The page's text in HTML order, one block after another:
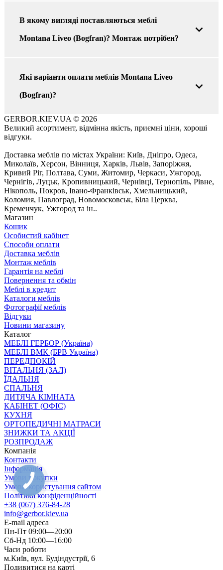
В якому вигляді поставляються меблі
Montana Liveo (Bogfran)? Монтаж потрібен?
Які варіанти оплати меблів Montana Liveo
(Bogfran)?
GERBOR.KIEV.UA © 2026
Великий асортимент, відмінна якість, приємні ціни, хороші
відгуки.
Доставка меблів по містах України: Київ, Дніпро, Одеса,
Миколаїв, Херсон, Вінниця, Харків, Львів, Запоріжжя,
Кривий Ріг, Полтава, Суми, Житомир, Черкаси, Ужгород,
Чернігів, Луцьк, Кропивницький, Чернівці, Тернопіль, Рівне,
Нікополь, Покров, Івано-Франківськ, Хмельницький,
Коломия, Павлоград, Новомосковськ, Біла Церква,
Кременчук, Ужгород та ін..
Магазин
Кошик
Особистий кабінет
Способи оплати
Доставка меблів
Монтаж меблів
Гарантія на меблі
Повернення та обмін
Меблі в кредит
Каталоги меблів
Фотографії меблів
Відгуки
Новини магазину
Каталог
МЕБЛІ ГЕРБОР (Україна)
МЕБЛІ ВМК (БРВ Україна)
ПЕРЕДПОКІЙ
ВІТАЛЬНЯ (ЗАЛ)
ЇДАЛЬНЯ
СПАЛЬНЯ
ДИТЯЧА КІМНАТА
КАБІНЕТ (ОФІС)
КУХНЯ
ОРТОПЕДИЧНІ МАТРАСИ
ЗНИЖКИ ТА АКЦІЇ
РОЗПРОДАЖ
Компанія
Контакти
Інформація
Умови покупки
Умови користування сайтом
Політика конфіденційності
+38 (067) 376-84-28
info@gerbor.kiev.ua
E-mail адреса
Пн-Пт 09:00—20:00
Сб-Нд 10:00—16:00
Часи роботи
м.Київ, вул. Будіндустрії, 6
Подивитися на карті